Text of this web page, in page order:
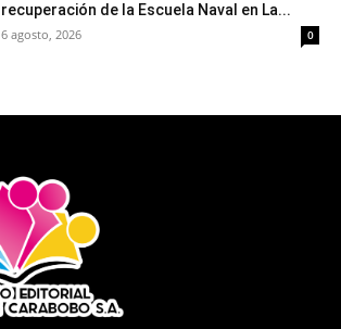
recuperación de la Escuela Naval en La...
6 agosto, 2026 0